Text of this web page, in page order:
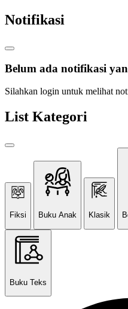
Notifikasi
Belum ada notifikasi
Silahkan login untuk melihat
List Kategori
Fiksi Buku Anak Klasik
Buku Teks